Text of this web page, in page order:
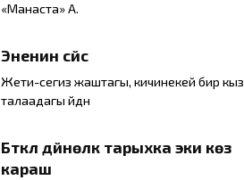
«Манаста» А.
Эненин сүйүүсү
Жети-сегиз жаштагы, кичинекей бир кыз
талаадагы үйдүн
Бүткүл дүйнөлүк тарыхка эки көз
караш